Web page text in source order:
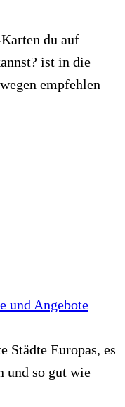
du auf
ist in die
empfehlen
und Angebote
Städte Europas, es
und so gut wie